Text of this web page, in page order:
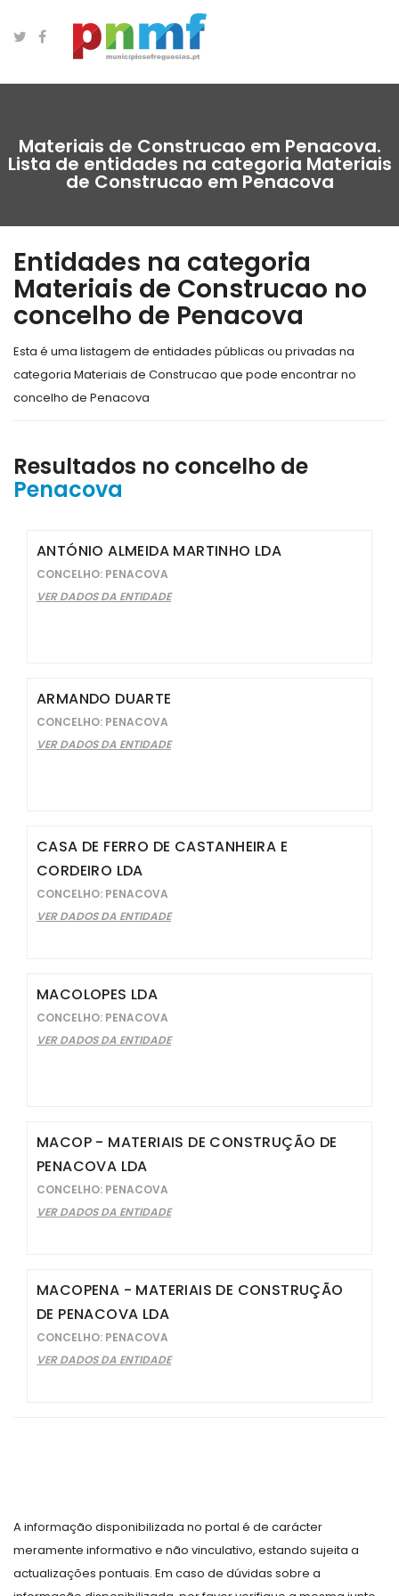
Materiais de Construcao em Penacova.
Lista de entidades na categoria Materiais
de Construcao em Penacova
Entidades na categoria
Materiais de Construcao no
concelho de Penacova
Esta é uma listagem de entidades públicas ou privadas na
categoria Materiais de Construcao que pode encontrar no
concelho de Penacova
Resultados no concelho de
Penacova
ANTÓNIO ALMEIDA MARTINHO LDA
CONCELHO: PENACOVA
VER DADOS DA ENTIDADE
ARMANDO DUARTE
CONCELHO: PENACOVA
VER DADOS DA ENTIDADE
CASA DE FERRO DE CASTANHEIRA E
CORDEIRO LDA
CONCELHO: PENACOVA
VER DADOS DA ENTIDADE
MACOLOPES LDA
CONCELHO: PENACOVA
VER DADOS DA ENTIDADE
MACOP - MATERIAIS DE CONSTRUÇÃO DE
PENACOVA LDA
CONCELHO: PENACOVA
VER DADOS DA ENTIDADE
MACOPENA - MATERIAIS DE CONSTRUÇÃO
DE PENACOVA LDA
CONCELHO: PENACOVA
VER DADOS DA ENTIDADE
A informação disponibilizada no portal é de carácter
meramente informativo e não vinculativo, estando sujeita a
actualizações pontuais. Em caso de dúvidas sobre a